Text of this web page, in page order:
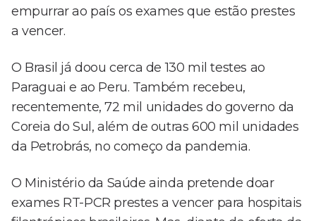
empurrar ao país os exames que estão prestes
a vencer.
O Brasil já doou cerca de 130 mil testes ao
Paraguai e ao Peru. Também recebeu,
recentemente, 72 mil unidades do governo da
Coreia do Sul, além de outras 600 mil unidades
da Petrobrás, no começo da pandemia.
O Ministério da Saúde ainda pretende doar
exames RT-PCR prestes a vencer para hospitais